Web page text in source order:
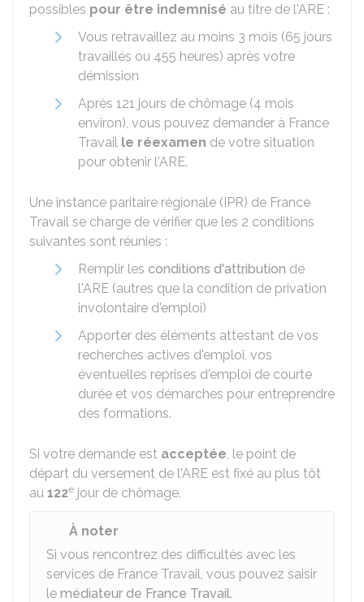
possibles pour être indemnisé au titre de l'ARE :
Vous retravaillez au moins 3 mois (65 jours
travaillés ou 455 heures) après votre
démission
Après 121 jours de chômage (4 mois
environ), vous pouvez demander à France
Travail le réexamen de votre situation
pour obtenir l'ARE.
Une instance paritaire régionale (IPR) de France
Travail se charge de vérifier que les 2 conditions
suivantes sont réunies :
Remplir les conditions d'attribution de
l'ARE (autres que la condition de privation
involontaire d'emploi)
Apporter des éléments attestant de vos
recherches actives d'emploi, vos
éventuelles reprises d'emploi de courte
durée et vos démarches pour entreprendre
des formations.
Si votre demande est acceptée, le point de
départ du versement de l'ARE est fixé au plus tôt
au 122e jour de chômage.
À noter
Si vous rencontrez des difficultés avec les
services de France Travail, vous pouvez saisir
le médiateur de France Travail.